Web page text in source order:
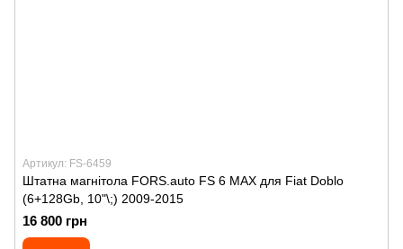
Артикул: FS-6459
Штатна магнітола FORS.auto FS 6 MAX для Fiat Doblo
(6+128Gb, 10"\;) 2009-2015
16 800 грн